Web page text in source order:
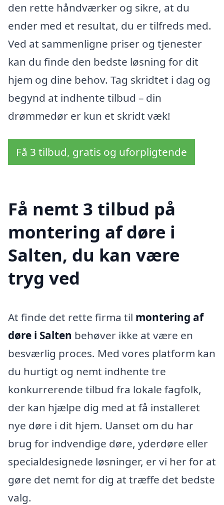
den rette håndværker og sikre, at du
ender med et resultat, du er tilfreds med.
Ved at sammenligne priser og tjenester
kan du finde den bedste løsning for dit
hjem og dine behov. Tag skridtet i dag og
begynd at indhente tilbud – din
drømmedør er kun et skridt væk!
Få 3 tilbud, gratis og uforpligtende
Få nemt 3 tilbud på
montering af døre i
Salten, du kan være
tryg ved
At finde det rette firma til montering af
døre i Salten behøver ikke at være en
besværlig proces. Med vores platform kan
du hurtigt og nemt indhente tre
konkurrerende tilbud fra lokale fagfolk,
der kan hjælpe dig med at få installeret
nye døre i dit hjem. Uanset om du har
brug for indvendige døre, yderdøre eller
specialdesignede løsninger, er vi her for at
gøre det nemt for dig at træffe det bedste
valg.